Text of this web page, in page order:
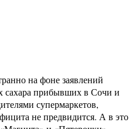
на фоне заявлений
сахара прибывших в Сочи и
супермаркетов,
не предвидится. А в это